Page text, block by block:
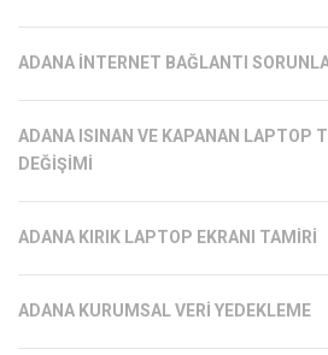
ADANA İNTERNET BAĞLANTI
ADANA ISINAN VE KAPANAN LAPTOP
DEĞIŞIMI
ADANA KIRIK LAPTOP EKRANI TAMIRI
ADANA KURUMSAL VERI YEDEKLEME